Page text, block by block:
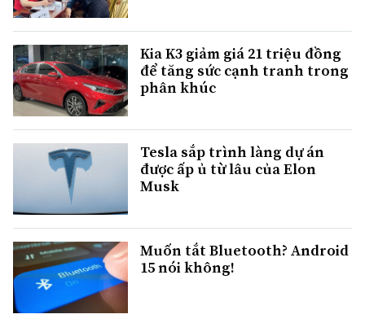
Kia K3 giảm giá 21 triệu đồng
để tăng sức cạnh tranh trong
phân khúc
Tesla sắp trình làng dự án
được ấp ủ từ lâu của Elon
Musk
Muốn tắt Bluetooth? Android
15 nói không!